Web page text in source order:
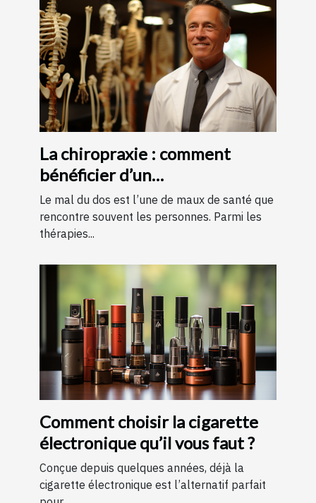
La chiropraxie : comment
bénéficier d’un
remboursement ?
Le mal du dos est l’une de maux de santé que
rencontre souvent les personnes. Parmi les
thérapies...
Comment choisir la cigarette
électronique qu’il vous faut ?
Conçue depuis quelques années, déjà la
cigarette électronique est l’alternatif parfait